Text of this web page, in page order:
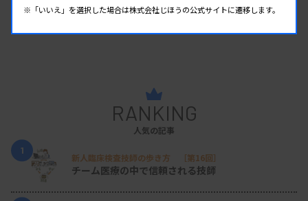
RANKING
人気の記事
1
新人臨床検査技師の歩き方 ［第16回］
チーム医療の中で信頼される技師
※「いいえ」を選択した場合は株式会社じほうの公式サイトに遷移します。